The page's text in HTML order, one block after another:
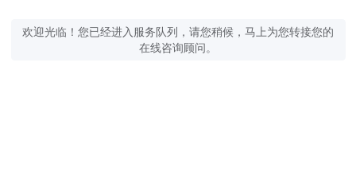
欢迎光临！您已经进入服务队列，请您稍候，马上为您转接您的
在线咨询顾问。